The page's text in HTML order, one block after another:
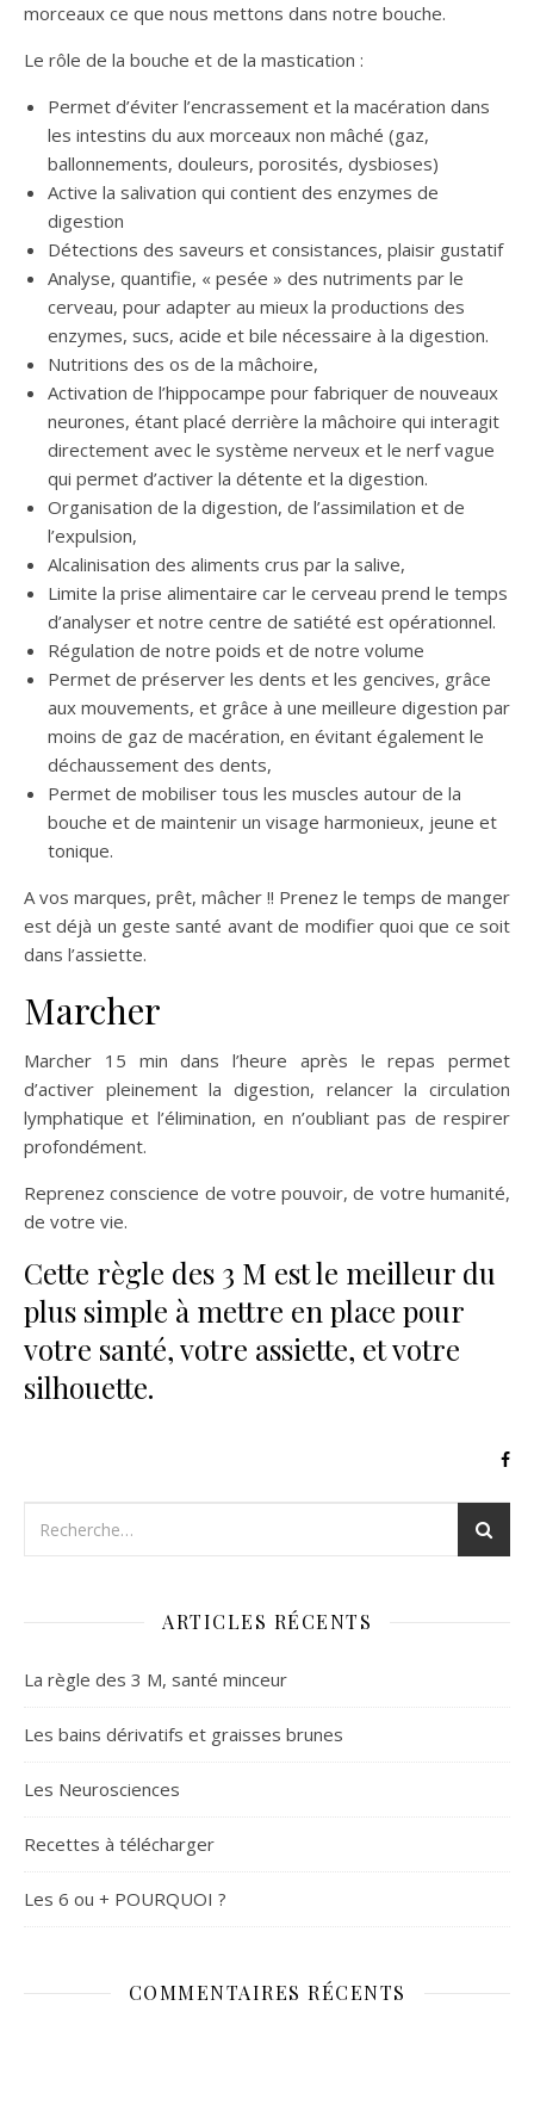
morceaux ce que nous mettons dans notre bouche.
Le rôle de la bouche et de la mastication :
Permet d’éviter l’encrassement et la macération dans
les intestins du aux morceaux non mâché (gaz,
ballonnements, douleurs, porosités, dysbioses)
Active la salivation qui contient des enzymes de
digestion
Détections des saveurs et consistances, plaisir gustatif
Analyse, quantifie, « pesée » des nutriments par le
cerveau, pour adapter au mieux la productions des
enzymes, sucs, acide et bile nécessaire à la digestion.
Nutritions des os de la mâchoire,
Activation de l’hippocampe pour fabriquer de nouveaux
neurones, étant placé derrière la mâchoire qui interagit
directement avec le système nerveux et le nerf vague
qui permet d’activer la détente et la digestion.
Organisation de la digestion, de l’assimilation et de
l’expulsion,
Alcalinisation des aliments crus par la salive,
Limite la prise alimentaire car le cerveau prend le temps
d’analyser et notre centre de satiété est opérationnel.
Régulation de notre poids et de notre volume
Permet de préserver les dents et les gencives, grâce
aux mouvements, et grâce à une meilleure digestion par
moins de gaz de macération, en évitant également le
déchaussement des dents,
Permet de mobiliser tous les muscles autour de la
bouche et de maintenir un visage harmonieux, jeune et
tonique.
A vos marques, prêt, mâcher !! Prenez le temps de manger
est déjà un geste santé avant de modifier quoi que ce soit
dans l’assiette.
Marcher
Marcher 15 min dans l’heure après le repas permet
d’activer pleinement la digestion, relancer la circulation
lymphatique et l’élimination, en n’oubliant pas de respirer
profondément.
Reprenez conscience de votre pouvoir, de votre humanité,
de votre vie.
Cette règle des 3 M est le meilleur du
plus simple à mettre en place pour
votre santé, votre assiette, et votre
silhouette.
ARTICLES RÉCENTS
La règle des 3 M, santé minceur
Les bains dérivatifs et graisses brunes
Les Neurosciences
Recettes à télécharger
Les 6 ou + POURQUOI ?
COMMENTAIRES RÉCENTS